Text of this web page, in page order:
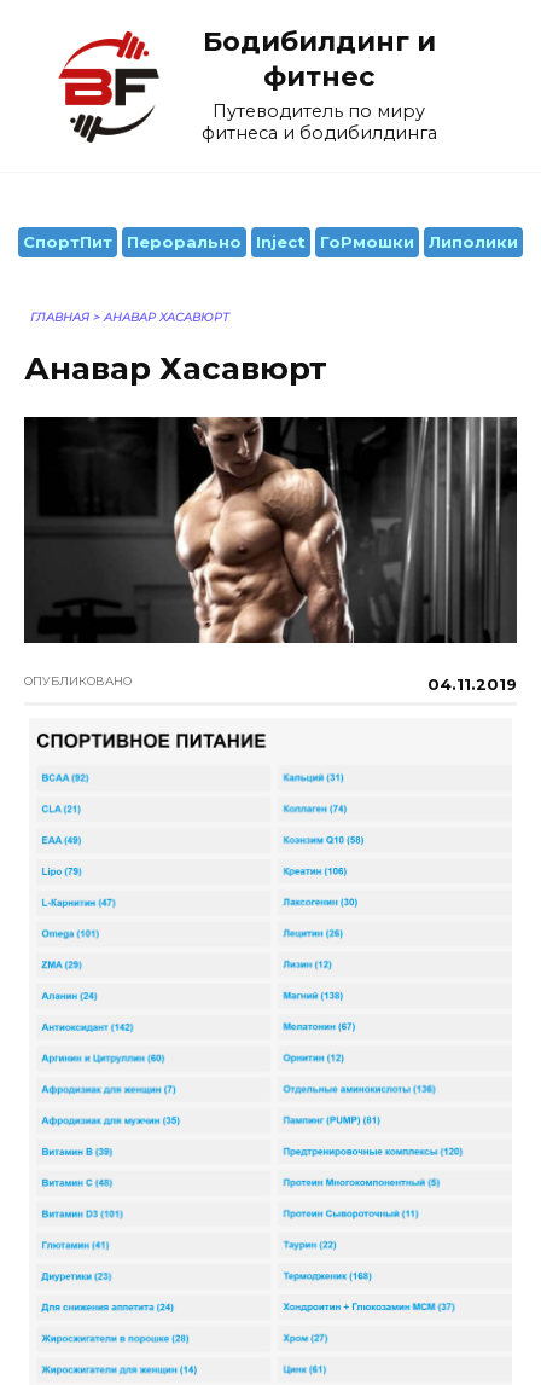
содержанию
Бодибилдинг и
фитнес
Путеводитель по миру
фитнеса и бодибилдинга
СпортПит Перорально Inject ГоРмошки Липолики
ГЛАВНАЯ > АНАВАР ХАСАВЮРТ
Анавар Хасавюрт
ОПУБЛИКОВАНО 04.11.2019